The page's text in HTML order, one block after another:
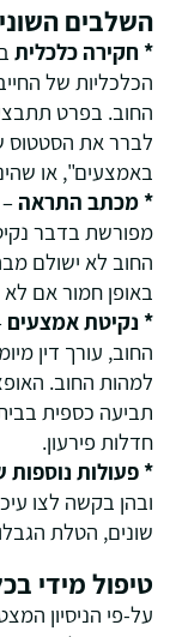
השלבים
* חקירהכלכלית
הכלכליות של
החוב. בפרט
לברר את הסטטוס
באמצעים", או
* מכתב התראה
מפורשת בדבר
החוב לא ישולם
באופן חמור אם
* נקיטת אמצעים
החוב, עורך דין
למהות החוב.
תביעה כספית
חדלות פירעון.
* פעולות נוספות
ובהן בקשה לצו
שונים, הטלת
טיפול מידי
על-פי הניסיון